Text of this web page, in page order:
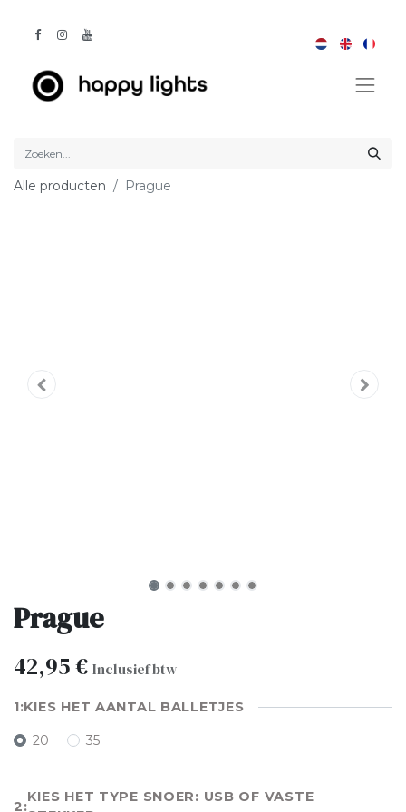
Alle producten Prague
Prague
42,95€ Inclusief btw
KIES HET AANTAL BALLETJES
20 35
KIES HET TYPE SNOER: USB OF VASTE